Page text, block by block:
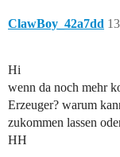
ClawBoy_42a7dd 13
Hi
wenn da noch mehr
Erzeuger? warum
zukommen lassen
HH